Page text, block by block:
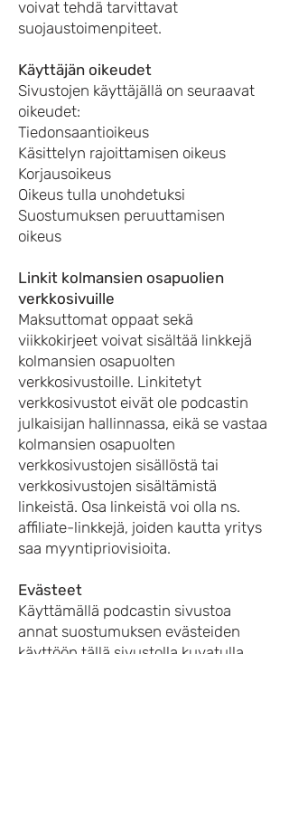
voivat tehdä tarvittavat
suojaustoimenpiteet.
Käyttäjän oikeudet
Sivustojen käyttäjällä on seuraavat
oikeudet:
Tiedonsaantioikeus
Käsittelyn rajoittamisen oikeus
Korjausoikeus
Oikeus tulla unohdetuksi
Suostumuksen peruuttamisen
oikeus
Linkit kolmansien osapuolien
verkkosivuille
Maksuttomat oppaat sekä
viikkokirjeet voivat sisältää linkkejä
kolmansien osapuolten
verkkosivustoille. Linkitetyt
verkkosivustot eivät ole podcastin
julkaisijan hallinnassa, eikä se vastaa
kolmansien osapuolten
verkkosivustojen sisällöstä tai
verkkosivustojen sisältämistä
linkeistä. Osa linkeistä voi olla ns.
affiliate-linkkejä, joiden kautta yritys
saa myyntipriovisioita.
Evästeet
Käyttämällä podcastin sivustoa
annat suostumuksen evästeiden
käyttöön tällä sivustolla kuvatulla